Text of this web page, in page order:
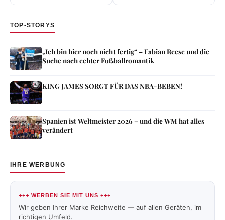
TOP-STORYS
„Ich bin hier noch nicht fertig“ – Fabian Reese und die
Suche nach echter Fußballromantik
KING JAMES SORGT FÜR DAS NBA-BEBEN!
Spanien ist Weltmeister 2026 – und die WM hat alles
verändert
IHRE WERBUNG
+++ WERBEN SIE MIT UNS +++
Wir geben Ihrer Marke Reichweite — auf allen Geräten, im
richtigen Umfeld.